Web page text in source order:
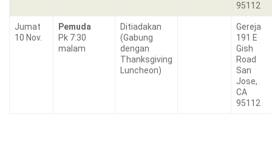
95112
Jumat
10 Nov.
Pemuda
Pk 7:30
malam
Ditiadakan
(Gabung
dengan
Thanksgiving
Luncheon)
Gereja
191 E
Gish
Road
San
Jose,
CA
95112